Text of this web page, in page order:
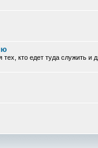
кто едет туда служить и